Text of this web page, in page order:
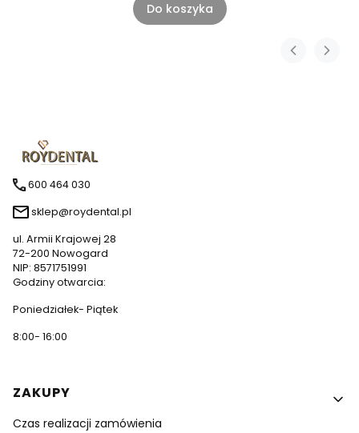
Do koszyka
600 464 030
sklep@roydental.pl
ul. Armii Krajowej 28
72-200 Nowogard
NIP: 8571751991
Godziny otwarcia:
Poniedziałek- Piątek
8:00- 16:00
Linki w stopce
ZAKUPY
Czas realizacji zamówienia